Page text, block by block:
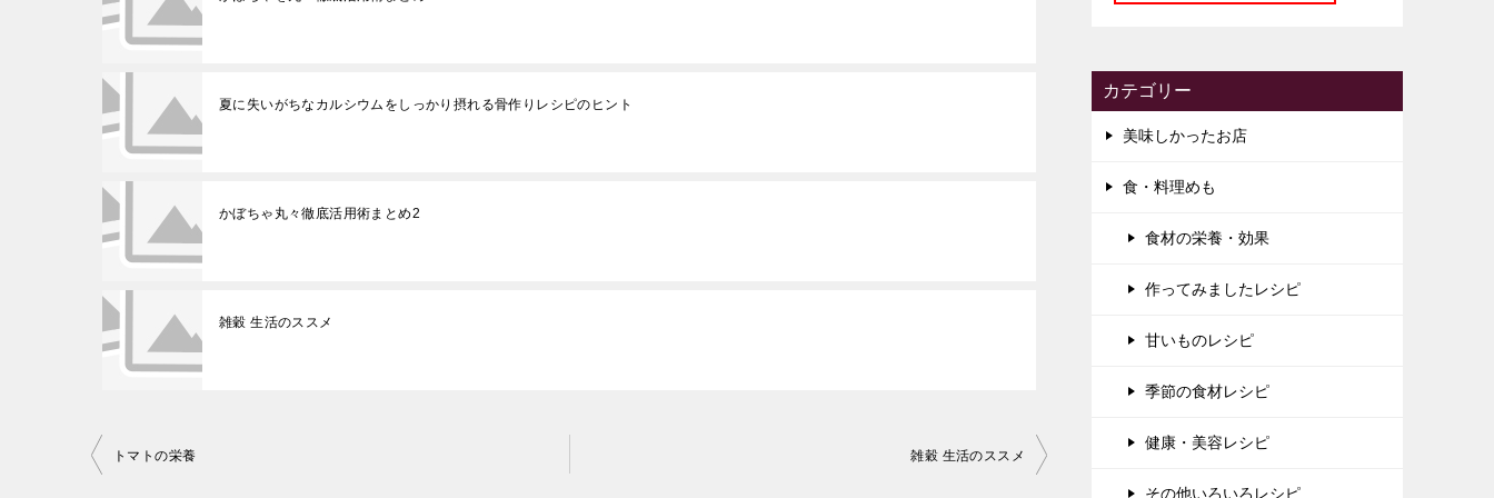
夏に失いがちなカルシウムをしっかり摂れる骨作りレシピのヒント
かぼちゃ丸々徹底活用術まとめ2
雑穀 生活のススメ
投
トマトの栄養 雑穀 生活のススメ
カテゴリー
美味しかったお店
食・料理めも
食材の栄養・効果
作ってみましたレシピ
甘いものレシピ
季節の食材レシピ
健康・美容レシピ
その他いろいろレシピ